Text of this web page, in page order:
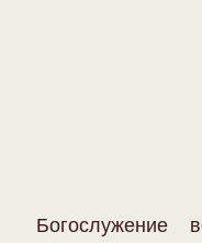
Богослужение